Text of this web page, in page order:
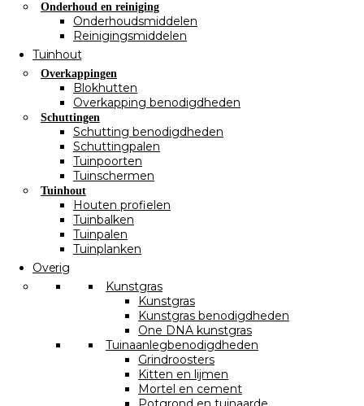
Onderhoud en reiniging
Onderhoudsmiddelen
Reinigingsmiddelen
Tuinhout
Overkappingen
Blokhutten
Overkapping benodigdheden
Schuttingen
Schutting benodigdheden
Schuttingpalen
Tuinpoorten
Tuinschermen
Tuinhout
Houten profielen
Tuinbalken
Tuinpalen
Tuinplanken
Overig
Kunstgras
Kunstgras
Kunstgras benodigdheden
One DNA kunstgras
Tuinaanlegbenodigdheden
Grindroosters
Kitten en lijmen
Mortel en cement